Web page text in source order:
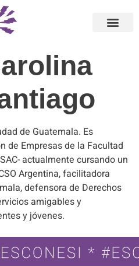
de Guatemala. Es
de Empresas de la Facultad
actualmente cursando un
Argentina, facilitadora
defensora de Derechos
amigables y
y jóvenes.